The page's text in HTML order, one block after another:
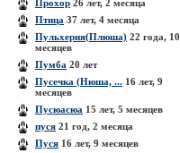
Прохор 26 лет, 2 месяца
Птица 37 лет, 4 месяца
Пульхерия(Плюша) 22 года, 10
месяцев
Пумба 20 лет
Пусечка (Нюша, ... 16 лет, 9
месяцев
Пусюасюа 15 лет, 5 месяцев
пуся 21 год, 2 месяца
Пуся 16 лет, 9 месяцев